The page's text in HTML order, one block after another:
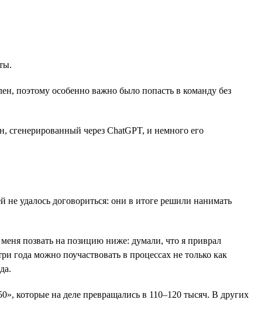
поэтому особенно важно было попасть в команду без
через ChatGPT, и немного его
удалось договориться: они в итоге решили нанимать
позвать на позицию ниже: думали, что я приврал
года можно поучаствовать в процессах не только как
которые на деле превращались в 110–120 тысяч. В других